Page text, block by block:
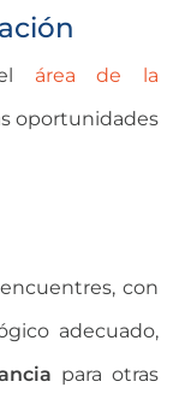
área de la
oportunidades
con
adecuado,
para otras